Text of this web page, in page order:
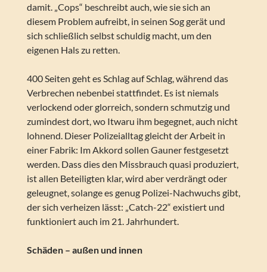
damit. „Cops“ beschreibt auch, wie sie sich an
diesem Problem aufreibt, in seinen Sog gerät und
sich schließlich selbst schuldig macht, um den
eigenen Hals zu retten.
400 Seiten geht es Schlag auf Schlag, während das
Verbrechen nebenbei stattfindet. Es ist niemals
verlockend oder glorreich, sondern schmutzig und
zumindest dort, wo Itwaru ihm begegnet, auch nicht
lohnend. Dieser Polizeialltag gleicht der Arbeit in
einer Fabrik: Im Akkord sollen Gauner festgesetzt
werden. Dass dies den Missbrauch quasi produziert,
ist allen Beteiligten klar, wird aber verdrängt oder
geleugnet, solange es genug Polizei-Nachwuchs gibt,
der sich verheizen lässt: „Catch-22“ existiert und
funktioniert auch im 21. Jahrhundert.
Schäden – außen und innen